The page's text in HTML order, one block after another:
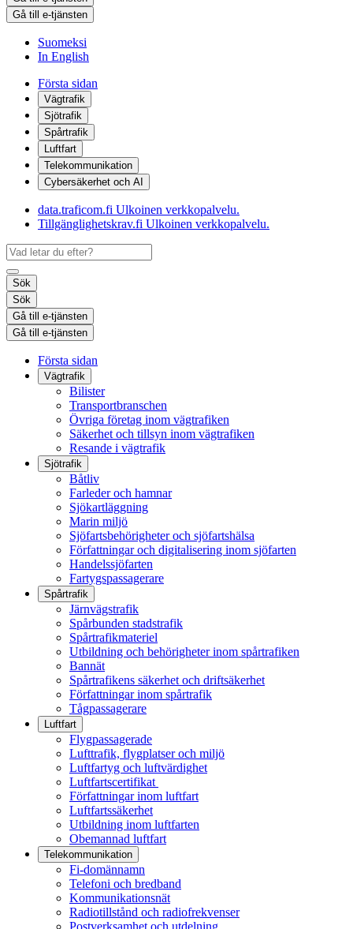
Gå till e-tjänsten
Suomeksi
In English
Första sidan
Vägtrafik
Sjötrafik
Spårtrafik
Luftfart
Telekommunikation
Cybersäkerhet och AI
data.traficom.fi Ulkoinen verkkopalvelu.
Tillgänglighetskrav.fi Ulkoinen verkkopalvelu.
Sök
Sök
Gå till e-tjänsten
Gå till e-tjänsten
Första sidan
Vägtrafik
Bilister
Transportbranschen
Övriga företag inom vägtrafiken
Säkerhet och tillsyn inom vägtrafiken
Resande i vägtrafik
Sjötrafik
Båtliv
Farleder och hamnar
Sjökartläggning
Marin miljö
Sjöfartsbehörigheter och sjöfartshälsa
Författningar och digitalisering inom sjöfarten
Handelssjöfarten
Fartygspassagerare
Spårtrafik
Järnvägstrafik
Spårbunden stadstrafik
Spårtrafikmateriel
Utbildning och behörigheter inom spårtrafiken
Bannät
Spårtrafikens säkerhet och driftsäkerhet
Författningar inom spårtrafik
Tågpassagerare
Luftfart
Flygpassagerade
Lufttrafik, flygplatser och miljö
Luftfartyg och luftvärdighet
Luftfartscertifikat
Författningar inom luftfart
Luftfartssäkerhet
Utbildning inom luftfarten
Obemannad luftfart
Telekommunikation
Fi-domännamn
Telefoni och bredband
Kommunikationsnät
Radiotillstånd och radiofrekvenser
Postverksamhet och utdelning